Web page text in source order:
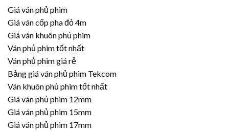
Giá ván phủ phim
Giá ván cốp pha đỏ 4m
Giá ván khuôn phủ phim
Ván phủ phim tốt nhất
Ván phủ phim giá rẻ
Bảng giá ván phủ phim Tekcom
Ván khuôn phủ phim tốt nhất
Giá ván phủ phim 12mm
Giá ván phủ phim 15mm
Giá ván phủ phim 17mm